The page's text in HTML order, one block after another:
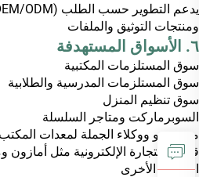
ومنتجات التوثيق والملفات
٦. الأسواق المستهدفة
سوق المستلزمات المكتبية
سوق المستلزمات المدرسية والطلابية
سوق تنظيم المنزل
السوبرماركت ومتاجر السلسلة
مستوردو ووكلاء الجملة لمعدات
قنوات التجارة الإلكترونية مثل أمازون
الإنترنت الأخرى